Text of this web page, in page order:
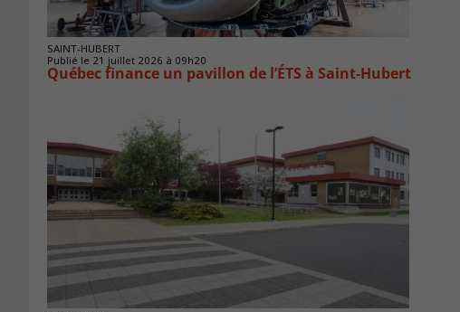
SAINT-HUBERT
Publié le 21 juillet 2026 à 09h20
Québec finance un pavillon de l’ÉTS à Saint‑Hubert